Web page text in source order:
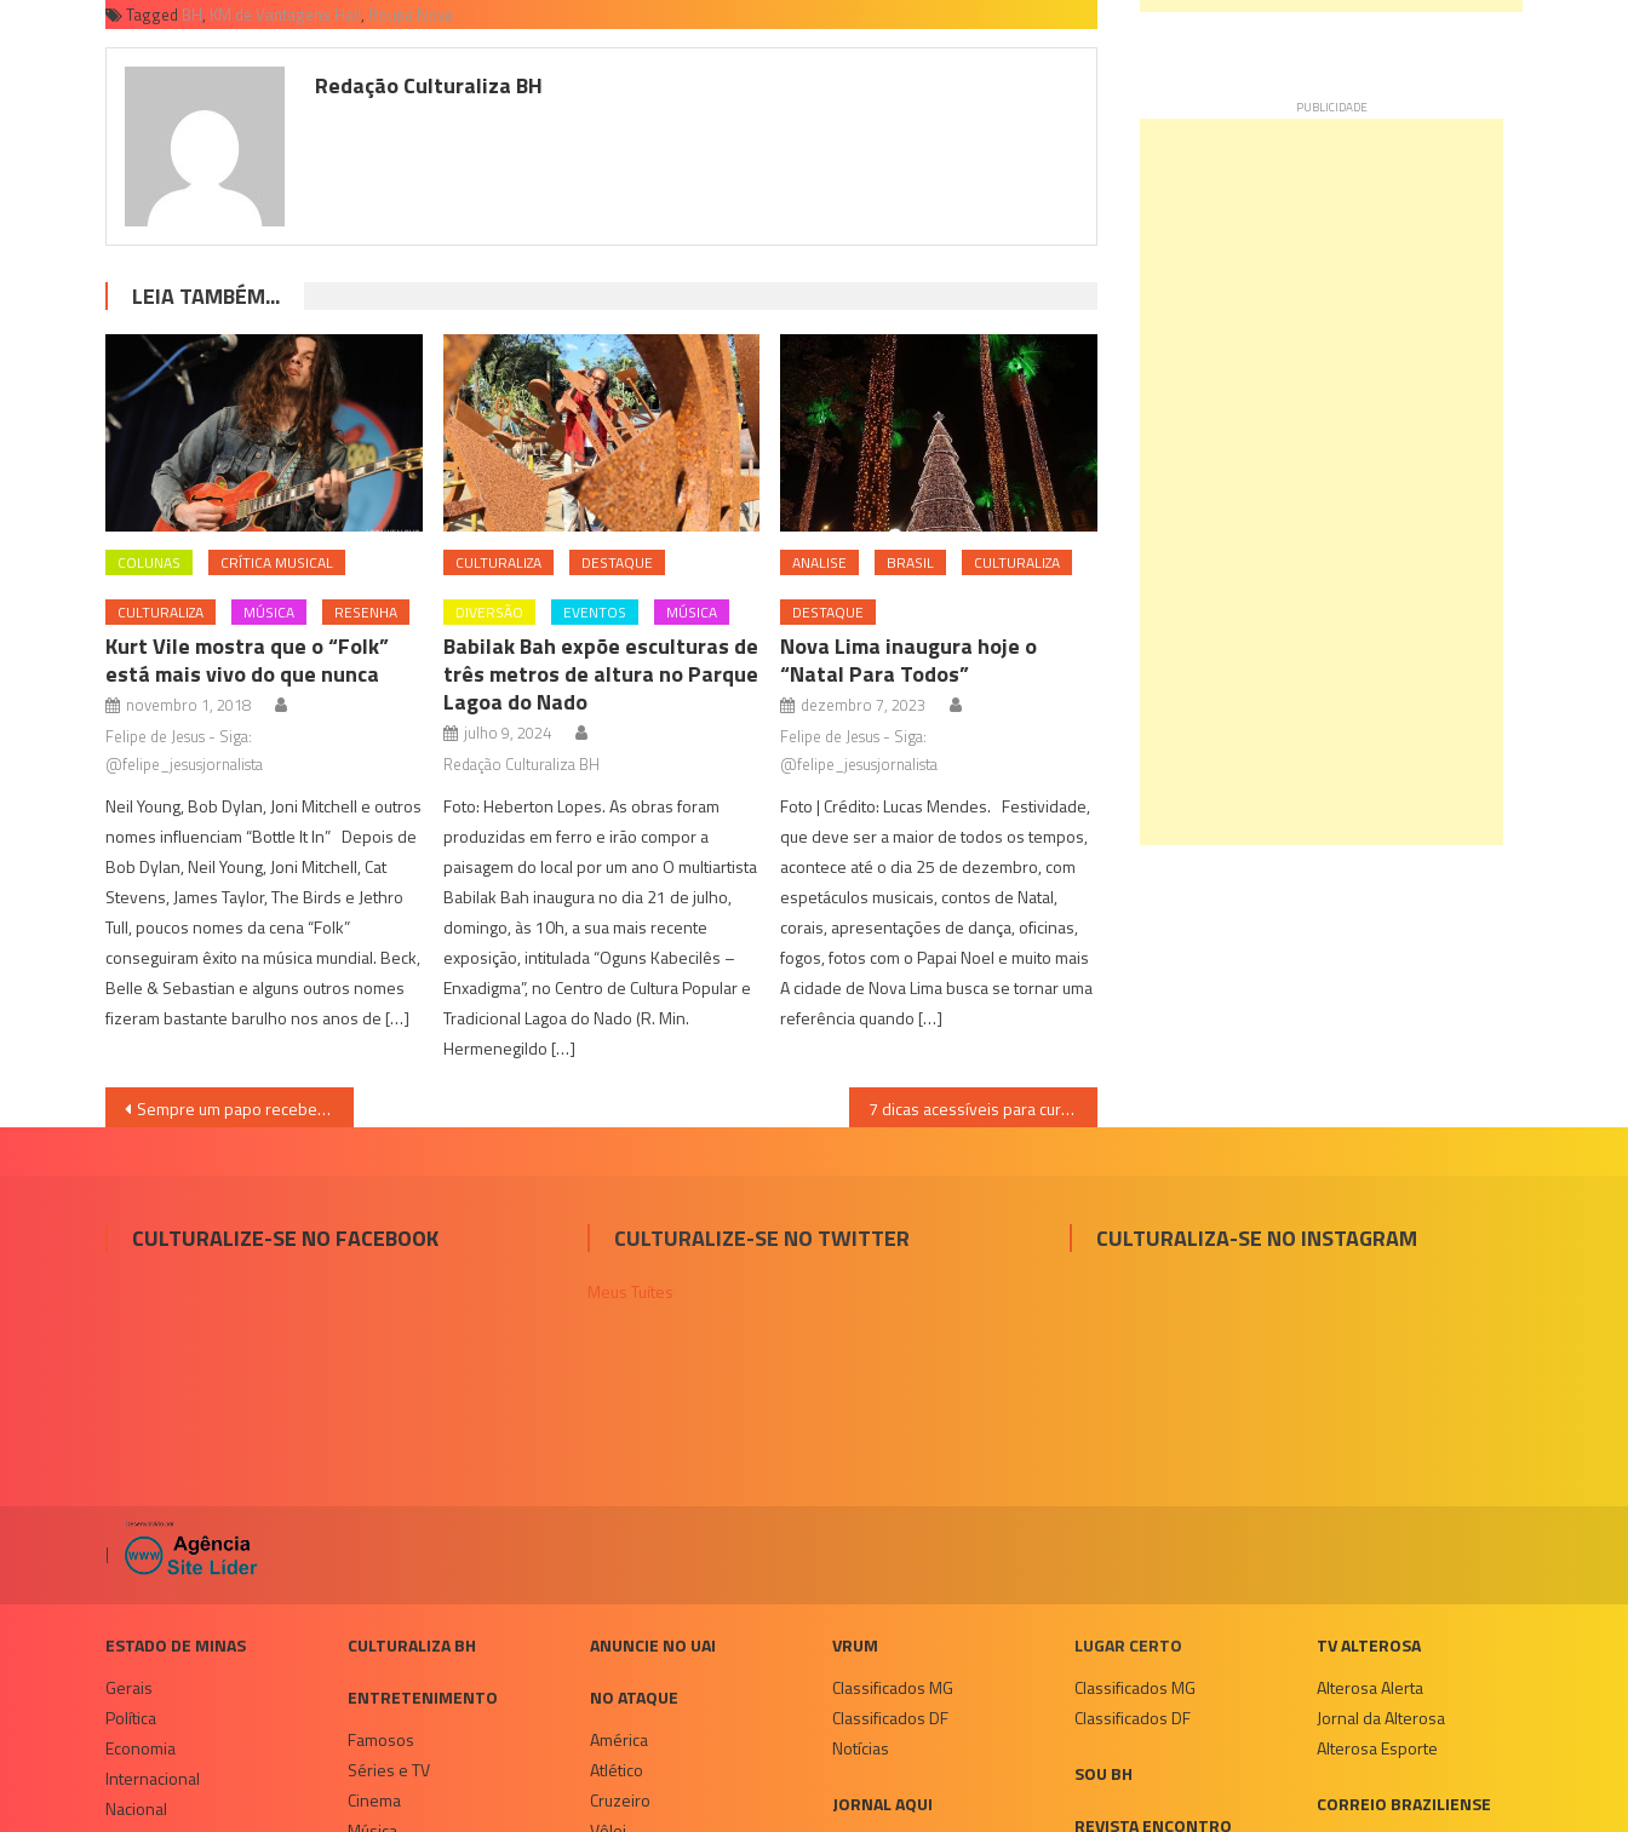
Tagged BH, KM de Vantagens Hall, Roupa Nova
Redação Culturaliza BH
LEIA TAMBÉM...
COLUNAS CRÍTICA MUSICAL
CULTURALIZA MÚSICA RESENHA
Kurt Vile mostra que o “Folk”
está mais vivo do que nunca
novembro 1, 2018
Felipe de Jesus - Siga:
@felipe_jesusjornalista
Neil Young, Bob Dylan, Joni Mitchell e outros
nomes influenciam “Bottle It In” Depois de
Bob Dylan, Neil Young, Joni Mitchell, Cat
Stevens, James Taylor, The Birds e Jethro
Tull, poucos nomes da cena “Folk”
conseguiram êxito na música mundial. Beck,
Belle & Sebastian e alguns outros nomes
fizeram bastante barulho nos anos de […]
CULTURALIZA DESTAQUE
DIVERSÃO EVENTOS MÚSICA
Babilak Bah expõe esculturas de
três metros de altura no Parque
Lagoa do Nado
julho 9, 2024
Redação Culturaliza BH
Foto: Heberton Lopes. As obras foram
produzidas em ferro e irão compor a
paisagem do local por um ano O multiartista
Babilak Bah inaugura no dia 21 de julho,
domingo, às 10h, a sua mais recente
exposição, intitulada “Oguns Kabecilês –
Enxadigma”, no Centro de Cultura Popular e
Tradicional Lagoa do Nado (R. Min.
Hermenegildo […]
ANALISE BRASIL CULTURALIZA
DESTAQUE
Nova Lima inaugura hoje o
“Natal Para Todos”
dezembro 7, 2023
Felipe de Jesus - Siga:
@felipe_jesusjornalista
Foto | Crédito: Lucas Mendes. Festividade,
que deve ser a maior de todos os tempos,
acontece até o dia 25 de dezembro, com
espetáculos musicais, contos de Natal,
corais, apresentações de dança, oficinas,
fogos, fotos com o Papai Noel e muito mais
A cidade de Nova Lima busca se tornar uma
referência quando […]
Navegação
Sempre um papo recebe Bernardo Mello Franco 7 dicas acessíveis para curtir o final de semana em BH; confira
CULTURALIZE-SE NO FACEBOOK CULTURALIZE-SE NO TWITTER
Meus Tuítes
CULTURALIZA-SE NO INSTAGRAM
|
ESTADO DE MINAS
Gerais
Política
Economia
Internacional
Nacional
CULTURALIZA BH
ENTRETENIMENTO
Famosos
Séries e TV
Cinema
ANUNCIE NO UAI
NO ATAQUE
América
Atlético
Cruzeiro
VRUM
Classificados MG
Classificados DF
Notícias
JORNAL AQUI
LUGAR CERTO
Classificados MG
Classificados DF
SOU BH
REVISTA ENCONTRO
TV ALTEROSA
Alterosa Alerta
Jornal da Alterosa
Alterosa Esporte
CORREIO BRAZILIENSE